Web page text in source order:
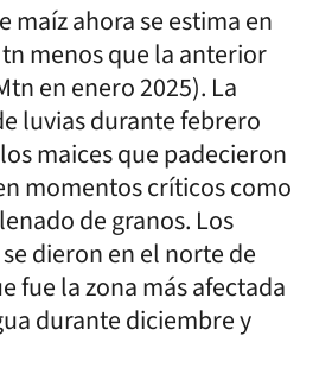
maíz ahora se estima en
menos que la anterior
en enero 2025). La
luvias durante febrero
maices que padecieron
momentos críticos como
de granos. Los
dieron en el norte de
fue la zona más afectada
durante diciembre y